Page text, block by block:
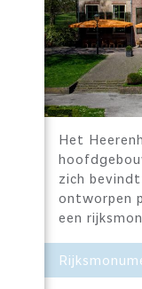
Het
zich
ontworpen
een